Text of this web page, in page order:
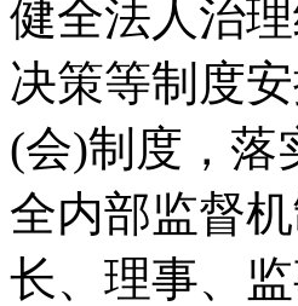
健全法人治
决策等制度
(会)制度，落
全内部监督
长、理事、